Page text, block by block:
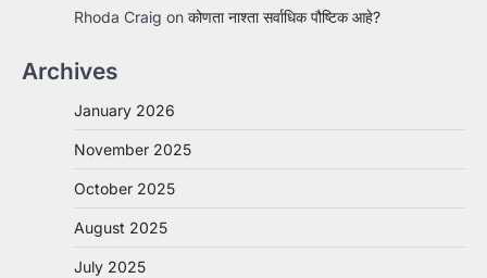
Rhoda Craig on कोणता नाश्ता सर्वाधिक पौष्टिक आहे?
Archives
January 2026
November 2025
October 2025
August 2025
July 2025